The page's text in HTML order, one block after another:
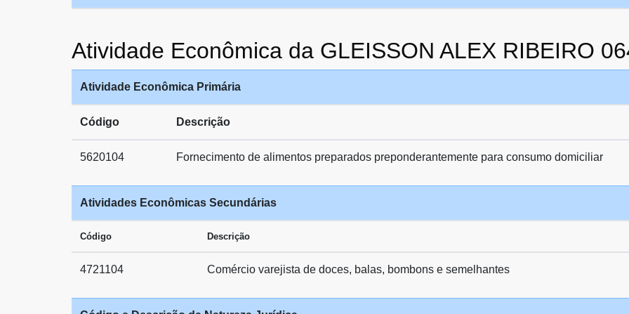
Atividade Econômica da GLEISSON ALEX RIBEIRO
Atividade Econômica Primária
Código Descrição
5620104 Fornecimento de alimentos preparados preponderantemente para consumo domiciliar
Atividades Econômicas Secundárias
Código Descrição
4721104 Comércio varejista de doces, balas, bombons e semelhantes